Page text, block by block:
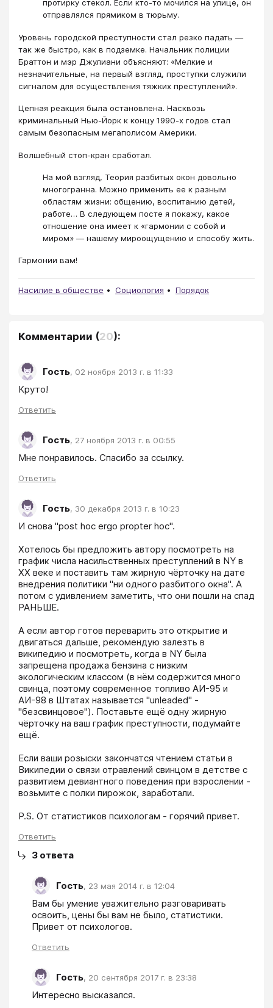
протирку стекол. Если кто-то мочился на улице, он
отправлялся прямиком в тюрьму.
Уровень городской преступности стал резко падать —
так же быстро, как в подземке. Начальник полиции
Браттон и мэр Джулиани объясняют: «Мелкие и
незначительные, на первый взгляд, проступки служили
сигналом для осуществления тяжких преступлений».
Цепная реакция была остановлена. Насквозь
криминальный Нью-Йорк к концу 1990-х годов стал
самым безопасным мегаполисом Америки.
Волшебный стоп-кран сработал.
На мой взгляд, Теория разбитых окон довольно
многогранна. Можно применить ее к разным
областям жизни: общению, воспитанию детей,
работе… В следующем посте я покажу, какое
отношение она имеет к «гармонии с собой и
миром» — нашему мироощущению и способу жить.
Гармонии вам!
Насилие в обществе Социология Порядок
Комментарии (20):
Гость, 02 ноября 2013 г. в 11:33
Круто!
Ответить
Гость, 27 ноября 2013 г. в 00:55
Мне понравилось. Спасибо за ссылку.
Ответить
Гость, 30 декабря 2013 г. в 10:23
И снова "post hoc ergo propter hoc".
Хотелось бы предложить автору посмотреть на
график числа насильственных преступлений в NY в
XX веке и поставить там жирную чёрточку на дате
внедрения политики "ни одного разбитого окна". А
потом с удивлением заметить, что они пошли на спад
РАНЬШЕ.
А если автор готов переварить это открытие и
двигаться дальше, рекомендую залезть в
википедию и посмотреть, когда в NY была
запрещена продажа бензина с низким
экологическим классом (в нём содержится много
свинца, поэтому современное топливо АИ-95 и
АИ-98 в Штатах называется "unleaded" -
"безсвинцовое"). Поставьте ещё одну жирную
чёрточку на ваш график преступности, подумайте
ещё.
Если ваши розыски закончатся чтением статьи в
Википедии о связи отравлений свинцом в детстве с
развитием девиантного поведения при взрослении -
возьмите с полки пирожок, заработали.
P.S. От статистиков психологам - горячий привет.
Ответить
3 ответа
Гость, 23 мая 2014 г. в 12:04
Вам бы умение уважительно разговаривать
освоить, цены бы вам не было, статистики.
Привет от психологов.
Ответить
Гость, 20 сентября 2017 г. в 23:38
Интересно высказался.